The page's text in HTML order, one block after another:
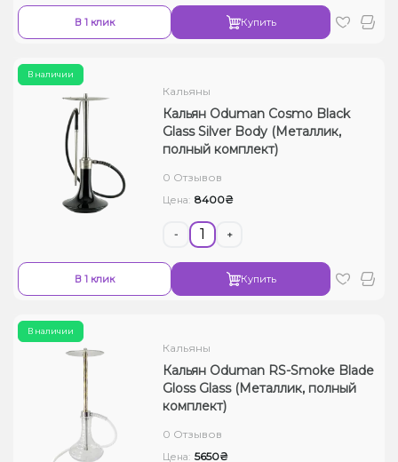
В 1 клик Купить
В наличии
Кальяны
Кальян Oduman Cosmo Black
Glass Silver Body (Металлик,
полный комплект)
0 Отзывов
Цена: 8400₴
- +
В 1 клик Купить
В наличии
Кальяны
Кальян Oduman RS-Smoke Blade
Gloss Glass (Металлик, полный
комплект)
0 Отзывов
Цена: 5650₴